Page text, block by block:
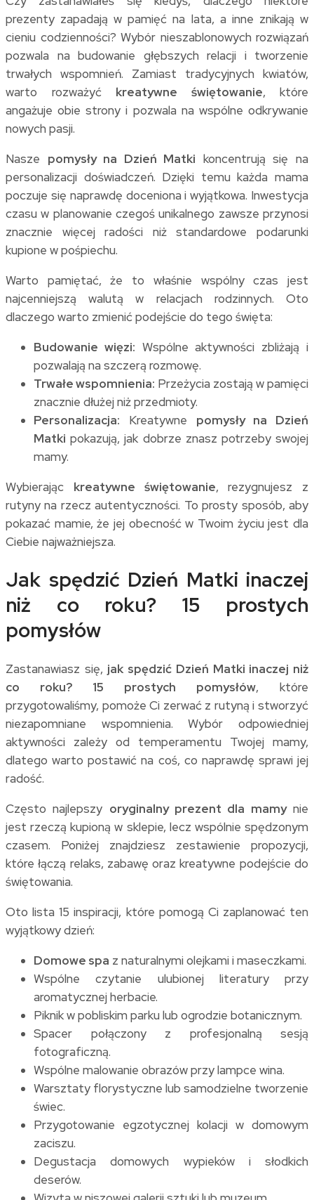
prezenty zapadają w pamięć na lata, a inne znikają w
cieniu codzienności? Wybór nieszablonowych rozwiązań
pozwala na budowanie głębszych relacji i tworzenie
trwałych wspomnień. Zamiast tradycyjnych kwiatów,
warto rozważyć kreatywne świętowanie, które
angażuje obie strony i pozwala na wspólne odkrywanie
nowych pasji.
Nasze pomysły na Dzień Matki koncentrują się na
personalizacji doświadczeń. Dzięki temu każda mama
poczuje się naprawdę doceniona i wyjątkowa. Inwestycja
czasu w planowanie czegoś unikalnego zawsze przynosi
znacznie więcej radości niż standardowe podarunki
kupione w pośpiechu.
Warto pamiętać, że to właśnie wspólny czas jest
najcenniejszą walutą w relacjach rodzinnych. Oto
dlaczego warto zmienić podejście do tego święta:
Budowanie więzi: Wspólne aktywności zbliżają i
pozwalają na szczerą rozmowę.
Trwałe wspomnienia: Przeżycia zostają w pamięci
znacznie dłużej niż przedmioty.
Personalizacja: Kreatywne pomysły na Dzień
Matki pokazują, jak dobrze znasz potrzeby swojej
mamy.
Wybierając kreatywne świętowanie, rezygnujesz z
rutyny na rzecz autentyczności. To prosty sposób, aby
pokazać mamie, że jej obecność w Twoim życiu jest dla
Ciebie najważniejsza.
Jak spędzić Dzień Matki inaczej
niż co roku? 15 prostych
pomysłów
Zastanawiasz się, jak spędzić Dzień Matki inaczej niż
co roku? 15 prostych pomysłów, które
przygotowaliśmy, pomoże Ci zerwać z rutyną i stworzyć
niezapomniane wspomnienia. Wybór odpowiedniej
aktywności zależy od temperamentu Twojej mamy,
dlatego warto postawić na coś, co naprawdę sprawi jej
radość.
Często najlepszy oryginalny prezent dla mamynie
jest rzeczą kupioną w sklepie, lecz wspólnie spędzonym
czasem. Poniżej znajdziesz zestawienie propozycji,
które łączą relaks, zabawę oraz kreatywne podejście do
świętowania.
Oto lista 15 inspiracji, które pomogą Ci zaplanować ten
wyjątkowy dzień:
Domowe spa z naturalnymi olejkami i maseczkami.
Wspólne czytanie ulubionej literatury przy
aromatycznej herbacie.
Piknik w pobliskim parku lub ogrodzie botanicznym.
Spacer połączony z profesjonalną sesją
fotograficzną.
Wspólne malowanie obrazów przy lampce wina.
Warsztaty florystyczne lub samodzielne tworzenie
świec.
Przygotowanie egzotycznej kolacji w domowym
zaciszu.
Degustacja domowych wypieków i słodkich
deserów.